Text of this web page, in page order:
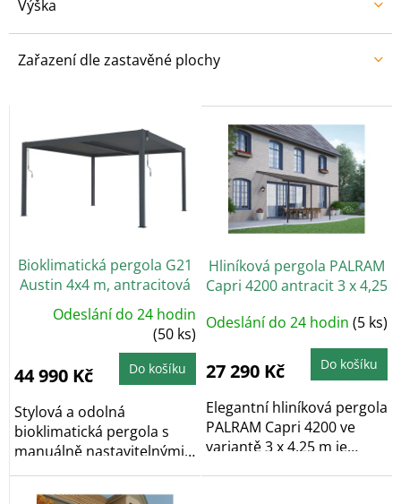
Výška
Zařazení dle zastavěné plochy
V
Bioklimatická pergola G21
Austin 4x4 m, antracitová
hliníková
Odeslání do 24 hodin
(50 ks)
44 990 Kč Do košíku
Stylová a odolná
bioklimatická pergola s
manuálně nastavitelnými
lamelami, které...
Hliníková pergola PALRAM
Capri 4200 antracit 3 x 4,25
Odeslání do 24 hodin (5 ks)
27 290 Kč Do košíku
Elegantní hliníková pergola
PALRAM Capri 4200 ve
variantě 3 x 4,25 m je